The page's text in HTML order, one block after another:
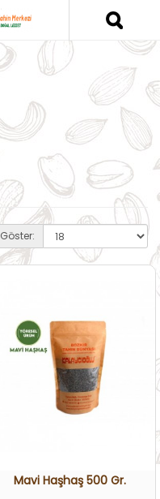
Göster:
Mavi Haşhaş 500 Gr.